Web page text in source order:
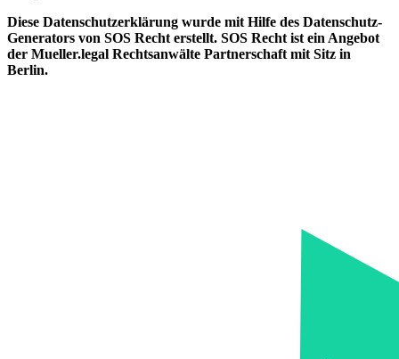
Diese Datenschutzerklärung wurde mit Hilfe des Datenschutz-
Generators von SOS Recht erstellt. SOS Recht ist ein Angebot
der Mueller.legal Rechtsanwälte Partnerschaft mit Sitz in
Berlin.